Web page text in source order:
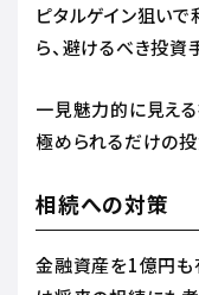
ピタルゲイン狙いで
ら、避けるべき投資
一見魅力的に見え
極められるだけの投
相続への対策
金融資産を1億円も